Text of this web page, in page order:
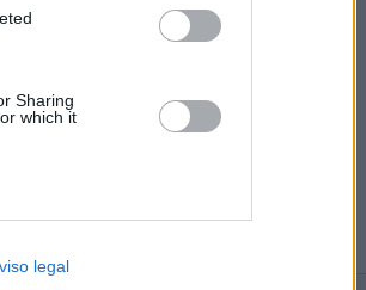
Sharing
which it
legal
las
en